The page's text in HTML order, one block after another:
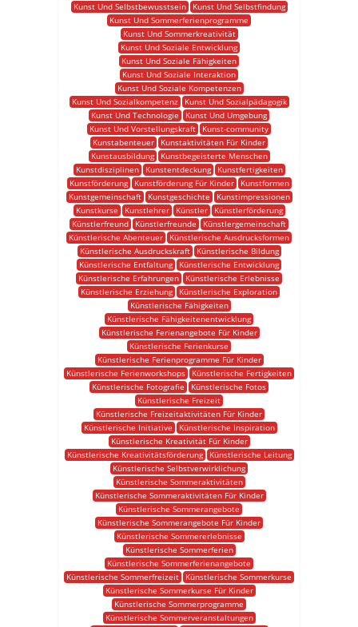
Kunst Und Selbstbewusstsein
Kunst Und Selbstfindung
Kunst Und Sommerferienprogramme
Kunst Und Sommerkreativität
Kunst Und Soziale Entwicklung
Kunst Und Soziale Fähigkeiten
Kunst Und Soziale Interaktion
Kunst Und Soziale Kompetenzen
Kunst Und Sozialkompetenz
Kunst Und Sozialpädagogik
Kunst Und Technologie
Kunst Und Umgebung
Kunst Und Vorstellungskraft
Kunst-community
Kunstabenteuer
Kunstaktivitäten Für Kinder
Kunstausbildung
Kunstbegeisterte Menschen
Kunstdisziplinen
Kunstentdeckung
Kunstfertigkeiten
Kunstförderung
Kunstförderung Für Kinder
Kunstformen
Kunstgemeinschaft
Kunstgeschichte
Kunstimpressionen
Kunstkurse
Kunstlehrer Künstler
Künstlerförderung
Künstlerfreund
Künstlerfreunde
Künstlergemeinschaft
Künstlerische Abenteuer
Künstlerische Ausdrucksformen
Künstlerische Ausdruckskraft
Künstlerische Bildung
Künstlerische Entfaltung
Künstlerische Entwicklung
Künstlerische Erfahrungen
Künstlerische Erlebnisse
Künstlerische Erziehung
Künstlerische Exploration
Künstlerische Fähigkeiten
Künstlerische Fähigkeitenentwicklung
Künstlerische Ferienangebote Für Kinder
Künstlerische Ferienkurse
Künstlerische Ferienprogramme Für Kinder
Künstlerische Ferienworkshops
Künstlerische Fertigkeiten
Künstlerische Fotografie
Künstlerische Fotos
Künstlerische Freizeit
Künstlerische Freizeitaktivitäten Für Kinder
Künstlerische Initiative
Künstlerische Inspiration
Künstlerische Kreativität Für Kinder
Künstlerische Kreativitätsförderung
Künstlerische Leitung
Künstlerische Selbstverwirklichung
Künstlerische Sommeraktivitäten
Künstlerische Sommeraktivitäten Für Kinder
Künstlerische Sommerangebote
Künstlerische Sommerangebote Für Kinder
Künstlerische Sommererlebnisse
Künstlerische Sommerferien
Künstlerische Sommerferienangebote
Künstlerische Sommerfreizeit
Künstlerische Sommerkurse
Künstlerische Sommerkurse Für Kinder
Künstlerische Sommerprogramme
Künstlerische Sommerveranstaltungen